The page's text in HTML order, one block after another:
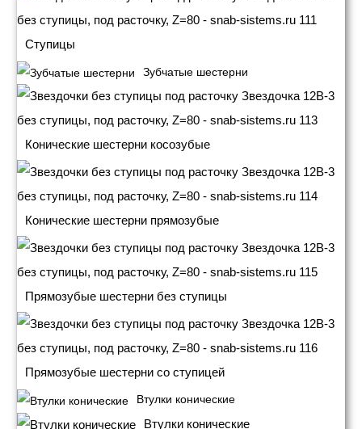
Ступицы
Зубчатые шестерни
Конические шестерни косозубые
Конические шестерни прямозубые
Прямозубые шестерни без ступицы
Прямозубые шестерни со ступицей
Втулки конические
Втулки конические